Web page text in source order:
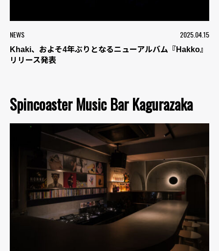
NEWS 2025.04.15
Khaki、およそ4年ぶりとなるニューアルバム『Hakko』
リリース発表
Spincoaster Music Bar Kagurazaka